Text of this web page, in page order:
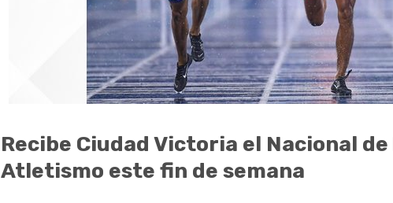
Recibe Ciudad Victoria el Nacional
Atletismo este fin de semana